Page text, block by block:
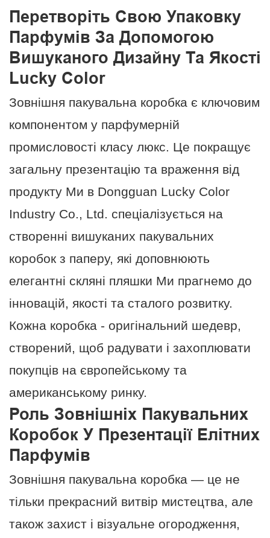
Перетворіть Свою Упаковку
Парфумів За Допомогою
Вишуканого Дизайну Та Якості
Lucky Color
Зовнішня пакувальна коробка є ключовим
компонентом у парфумерній
промисловості класу люкс. Це покращує
загальну презентацію та враження від
продукту Ми в Dongguan Lucky Color
Industry Co., Ltd. спеціалізується на
створенні вишуканих пакувальних
коробок з паперу, які доповнюють
елегантні скляні пляшки Ми прагнемо до
інновацій, якості та сталого розвитку.
Кожна коробка - оригінальний шедевр,
створений, щоб радувати і захоплювати
покупців на європейському та
американському ринку.
Роль Зовнішніх Пакувальних
Коробок У Презентації Елітних
Парфумів
Зовнішня пакувальна коробка — це не
тільки прекрасний витвір мистецтва, але
також захист і візуальне огородження,